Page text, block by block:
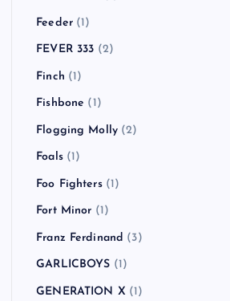
Feeder(1)
FEVER 333 (2)
Finch (1)
Fishbone (1)
Flogging Molly (2)
Foals(1)
Foo Fighters(1)
Fort Minor (1)
Franz Ferdinand (3)
GARLICBOYS (1)
GENERATION X (1)